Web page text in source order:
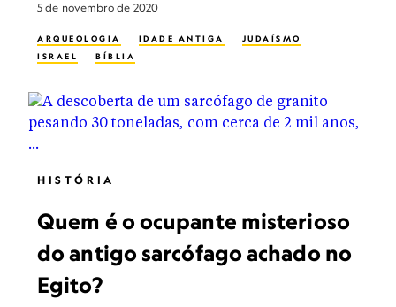
5 de novembro de 2020
ARQUEOLOGIA IDADE ANTIGA
JUDAÍSMO
ISRAEL
BÍBLIA
HISTÓRIA
Quem é o ocupante misterioso
do antigo sarcófago achado no
Egito?